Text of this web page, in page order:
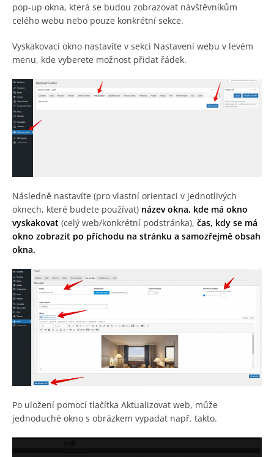
pop-up okna, která se budou zobrazovat návštěvníkům
celého webu nebo pouze konkrétní sekce.
Vyskakovací okno nastavíte v sekci Nastavení webu v levém
menu, kde vyberete možnost přidat řádek.
Následně nastavíte (pro vlastní orientaci v jednotlivých
oknech, které budete používat) název okna, kde má okno
vyskakovat (celý web/konkrétní podstránka), čas, kdy se má
okno zobrazit po příchodu na stránku a samozřejmě obsah
okna.
Po uložení pomocí tlačítka Aktualizovat web, může
jednoduché okno s obrázkem vypadat např. takto.